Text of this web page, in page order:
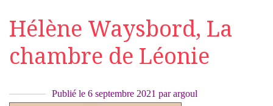
Hélène Waysbord, La
chambre de Léonie
Publié le 6 septembre 2021 par argoul